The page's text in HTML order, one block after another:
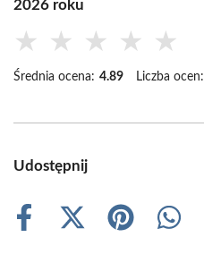
2026 roku
★ ★ ★ ★ ★
Średnia ocena: 4.89 Liczba ocen:
Udostępnij
Share
Share
Share
Share